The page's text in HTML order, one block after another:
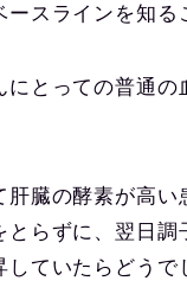
スラインを知る
とっての普通
臓の酵素が高
らずに、翌日
ていたらどうで